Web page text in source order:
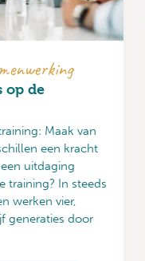
op de
Maak van
een kracht
uitdaging
training? In steeds
werken vier,
generaties door